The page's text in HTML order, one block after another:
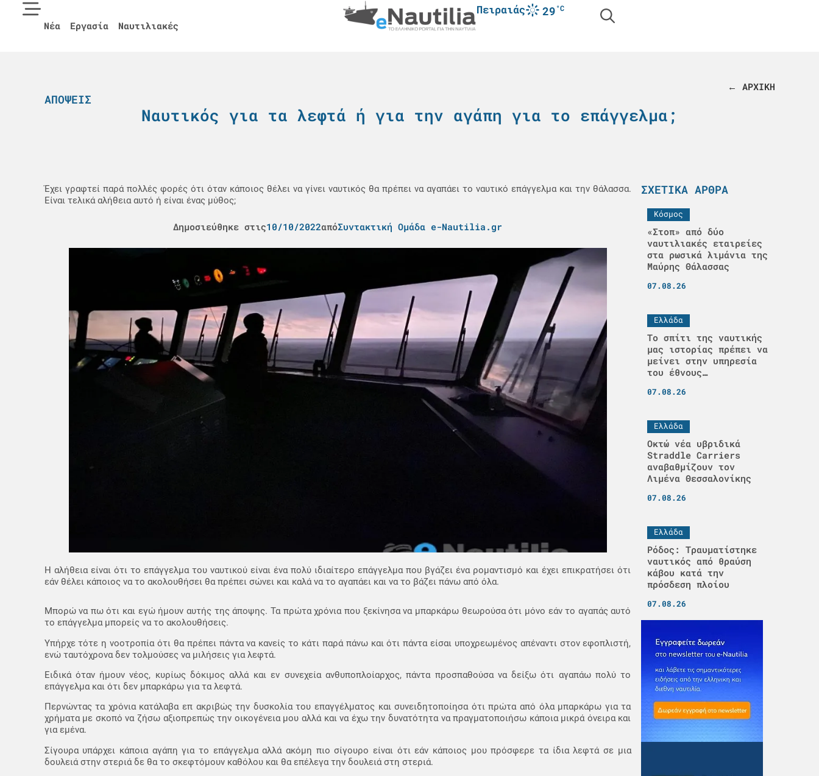
Νέα Εργασία Ναυτιλιακές
Πειραιάς 29°C
← ΑΡΧΙΚΗ
ΑΠΌΨΕΙΣ
Ναυτικός για τα λεφτά ή για την αγάπη για το επάγγελμα;
Έχει γραφτεί παρά πολλές φορές ότι όταν κάποιος θέλει να γίνει ναυτικός θα πρέπει να αγαπάει το ναυτικό επάγγελμα και την θάλασσα.
Είναι τελικά αλήθεια αυτό ή είναι ένας μύθος;
Δημοσιεύθηκε στις10/10/2022απόΣυντακτική Ομάδα e-Nautilia.gr
Η αλήθεια είναι ότι το επάγγελμα του ναυτικού είναι ένα πολύ ιδιαίτερο επάγγελμα που βγάζει ένα ρομαντισμό και έχει επικρατήσει ότι
εάν θέλει κάποιος να το ακολουθήσει θα πρέπει σώνει και καλά να το αγαπάει και να το βάζει πάνω από όλα.
Μπορώ να πω ότι και εγώ ήμουν αυτής της άποψης. Τα πρώτα χρόνια που ξεκίνησα να μπαρκάρω θεωρούσα ότι μόνο εάν το αγαπάς αυτό
το επάγγελμα μπορείς να το ακολουθήσεις.
Υπήρχε τότε η νοοτροπία ότι θα πρέπει πάντα να κανείς το κάτι παρά πάνω και ότι πάντα είσαι υποχρεωμένος απέναντι στον εφοπλιστή,
ενώ ταυτόχρονα δεν τολμούσες να μιλήσεις για λεφτά.
Ειδικά όταν ήμουν νέος, κυρίως δόκιμος αλλά και εν συνεχεία ανθυποπλοίαρχος, πάντα προσπαθούσα να δείξω ότι αγαπάω πολύ το
επάγγελμα και ότι δεν μπαρκάρω για τα λεφτά.
Περνώντας τα χρόνια κατάλαβα επ ακριβώς την δυσκολία του επαγγέλματος και συνειδητοποίησα ότι πρώτα από όλα μπαρκάρω για τα
χρήματα με σκοπό να ζήσω αξιοπρεπώς την οικογένεια μου αλλά και να έχω την δυνατότητα να πραγματοποιήσω κάποια μικρά όνειρα και
για εμένα.
Σίγουρα υπάρχει κάποια αγάπη για το επάγγελμα αλλά ακόμη πιο σίγουρο είναι ότι εάν κάποιος μου πρόσφερε τα ίδια λεφτά σε μια
δουλειά στην στεριά δε θα το σκεφτόμουν καθόλου και θα επέλεγα την δουλειά στη στεριά.
ΣΧΕΤΙΚΆ ΆΡΘΡΑ
Κόσμος
«Στοπ» από δύο
ναυτιλιακές εταιρείες
στα ρωσικά λιμάνια της
Μαύρης Θάλασσας
07.08.26
Ελλάδα
Το σπίτι της ναυτικής
μας ιστορίας πρέπει να
μείνει στην υπηρεσία
του έθνους…
07.08.26
Ελλάδα
Οκτώ νέα υβριδικά
Straddle Carriers
αναβαθμίζουν τον
Λιμένα Θεσσαλονίκης
07.08.26
Ελλάδα
Ρόδος: Τραυματίστηκε
ναυτικός από θραύση
κάβου κατά την
πρόσδεση πλοίου
07.08.26